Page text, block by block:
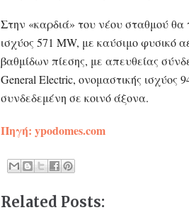
Στην «καρδιά» του νέου σταθμού θα
ισχύος 571 MW, με καύσιμο φυσικό
βαθμίδων πίεσης, με απευθείας
General Electric, ονομαστικής
συνδεδεμένη σε κοινό άξονα.
Πηγή: ypodomes.com
Related Posts: